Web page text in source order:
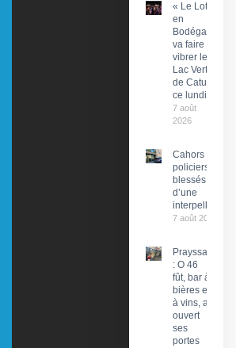
« Le Lot
en
Bodéga »
va faire
vibrer le
Lac Vert
de Catus
ce lundi
7 août
2026
Cahors : Des
policiers
blessés lors
d’une
interpellation
7 août 2026
Prayssac
: O 46
fût, bar à
bières et
à vins, a
ouvert
ses
portes